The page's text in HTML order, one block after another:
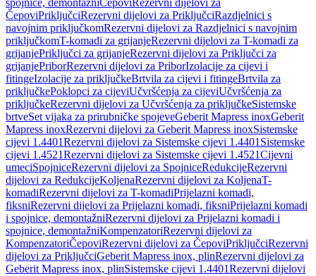
spojnice, demontažniČepoviRezervni dijelovi za
ČepoviPriključciRezervni dijelovi za PriključciRazdjelnici s
navojnim priključkomRezervni dijelovi za Razdjelnici s navojnim
priključkomT-komadi za grijanjeRezervni dijelovi za T-komadi za
grijanjePriključci za grijanjeRezervni dijelovi za Priključci za
grijanjePriborRezervni dijelovi za PriborIzolacije za cijevi i
fitingeIzolacije za priključkeBrtvila za cijevi i fitingeBrtvila za
priključkePoklopci za cijeviUčvršćenja za cijeviUčvršćenja za
priključkeRezervni dijelovi za Učvršćenja za priključkeSistemske
brtveSet vijaka za prirubničke spojeveGeberit Mapress inoxGeberit
Mapress inoxRezervni dijelovi za Geberit Mapress inoxSistemske
cijevi 1.4401Rezervni dijelovi za Sistemske cijevi 1.4401 Sistemske
cijevi 1.4521Rezervni dijelovi za Sistemske cijevi 1.4521Cijevni
umeciSpojniceRezervni dijelovi za SpojniceRedukcijeRezervni
dijelovi za RedukcijeKoljenaRezervni dijelovi za KoljenaT-
komadiRezervni dijelovi za T-komadiPrijelazni komadi,
fiksniRezervni dijelovi za Prijelazni komadi, fiksniPrijelazni komadi
i spojnice, demontažniRezervni dijelovi za Prijelazni komadi i
spojnice, demontažniKompenzatoriRezervni dijelovi za
KompenzatoriČepoviRezervni dijelovi za ČepoviPriključciRezervni
dijelovi za PriključciGeberit Mapress inox, plinRezervni dijelovi za
Geberit Mapress inox, plinSistemske cijevi 1.4401Rezervni dijelovi